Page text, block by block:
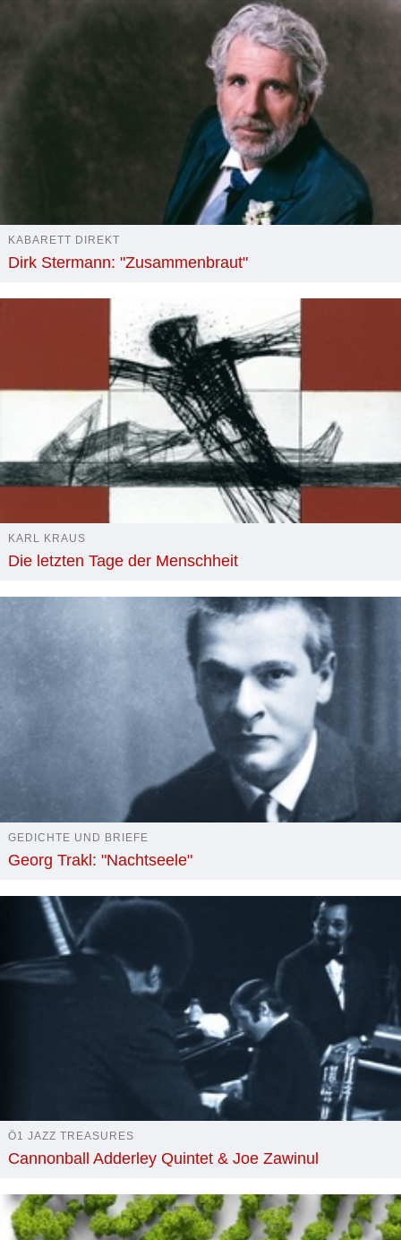
KABARETT DIREKT
Dirk Stermann: "Zusammenbraut"
KARL KRAUS
Die letzten Tage der Menschheit
GEDICHTE UND BRIEFE
Georg Trakl: "Nachtseele"
Ö1 JAZZ TREASURES
Cannonball Adderley Quintet & Joe Zawinul